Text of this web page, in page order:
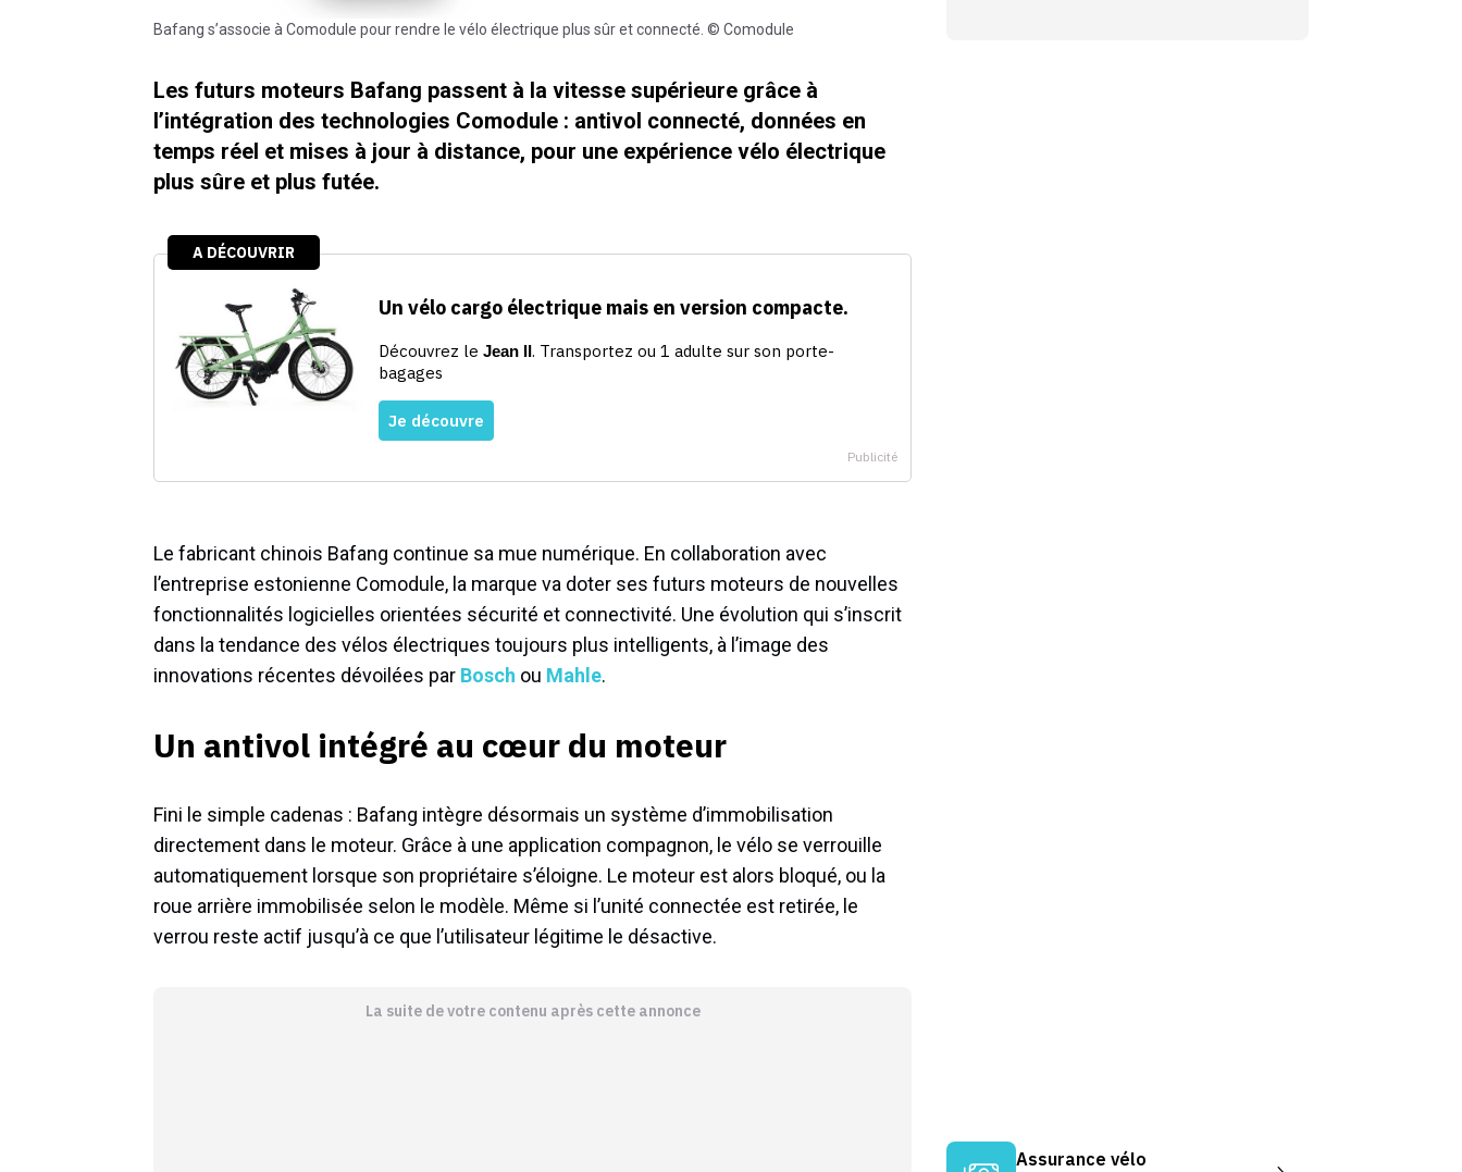
Bafang s’associe à Comodule pour rendre le vélo électrique plus sûr et connecté. © Comodule
Les futurs moteurs Bafang passent à la vitesse supérieure grâce à
l’intégration des technologies Comodule : antivol connecté, données en
temps réel et mises à jour à distance, pour une expérience vélo électrique
plus sûre et plus futée.
Le fabricant chinois Bafang continue sa mue numérique. En collaboration avec
l’entreprise estonienne Comodule, la marque va doter ses futurs moteurs de nouvelles
fonctionnalités logicielles orientées sécurité et connectivité. Une évolution qui s’inscrit
dans la tendance des vélos électriques toujours plus intelligents, à l’image des
innovations récentes dévoilées par Bosch ou Mahle.
Un antivol intégré au cœur du moteur
Fini le simple cadenas : Bafang intègre désormais un système d’immobilisation
directement dans le moteur. Grâce à une application compagnon, le vélo se verrouille
automatiquement lorsque son propriétaire s’éloigne. Le moteur est alors bloqué, ou la
roue arrière immobilisée selon le modèle. Même si l’unité connectée est retirée, le
verrou reste actif jusqu’à ce que l’utilisateur légitime le désactive.
La suite de votre contenu après cette annonce
Assurance vélo